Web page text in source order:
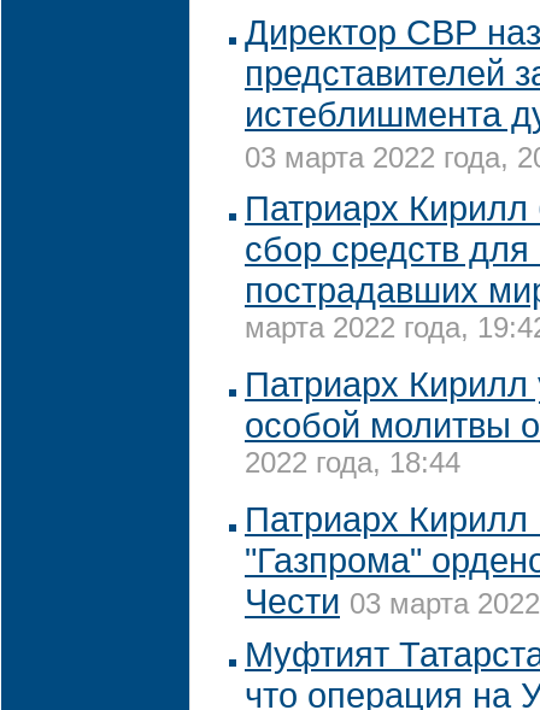
Директор СВР
представителей
истеблишмента
03 марта 2022 года,
Патриарх Кирилл
сбор средств
пострадавших
марта 2022 года,
Патриарх Кирилл
особой молитвы
2022 года, 18:44
Патриарх Кирилл
"Газпрома"
Чести 03 марта
Муфтият
что операция на